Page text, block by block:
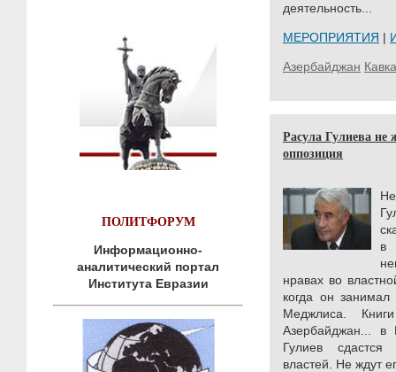
ПОЛИТФОРУМ
Информационно-
аналитический портал
Института Евразии
деятельность...
МЕРОПРИЯТИЯ |
Азербайджан
Расула Гулиева не
оппозиция
в
нравах во
когда он
Меджлиса.
Азербайджан... в
Гулиев сдастся
властей. Не ждут